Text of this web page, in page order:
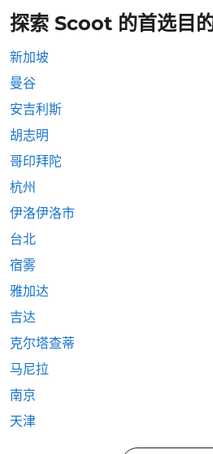
探索 Scoot 的首选目
新加坡
曼谷
安吉利斯
胡志明
哥印拜陀
杭州
伊洛伊洛市
台北
宿雾
雅加达
吉达
克尔塔查蒂
马尼拉
南京
天津